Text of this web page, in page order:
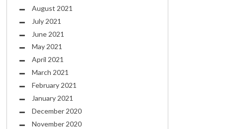
August 2021
July 2021
June 2021
May 2021
April 2021
March 2021
February 2021
January 2021
December 2020
November 2020